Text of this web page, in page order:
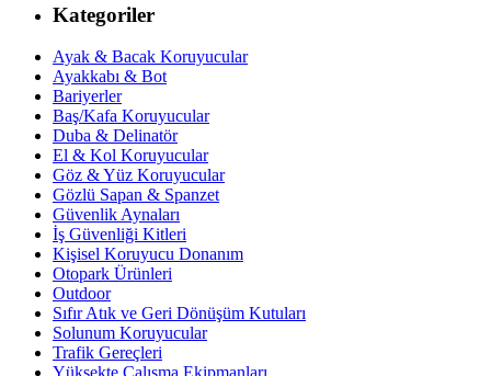
Kategoriler
Ayak & Bacak Koruyucular
Ayakkabı & Bot
Bariyerler
Baş/Kafa Koruyucular
Duba & Delinatör
El & Kol Koruyucular
Göz & Yüz Koruyucular
Gözlü Sapan & Spanzet
Güvenlik Aynaları
İş Güvenliği Kitleri
Kişisel Koruyucu Donanım
Otopark Ürünleri
Outdoor
Sıfır Atık ve Geri Dönüşüm Kutuları
Solunum Koruyucular
Trafik Gereçleri